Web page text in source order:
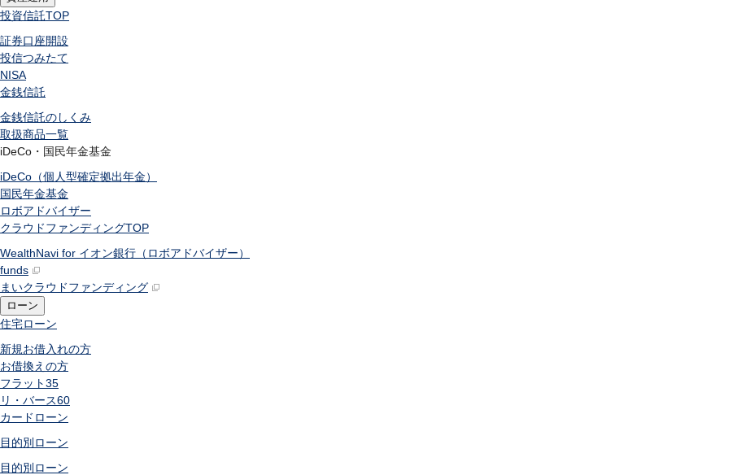
投資信託TOP
証券口座開設
投信つみたて
NISA
金銭信託
金銭信託のしくみ
取扱商品一覧
iDeCo・国民年金基金
iDeCo（個人型確定拠出年金）
国民年金基金
ロボアドバイザー
クラウドファンディングTOP
WealthNavi for イオン銀行（ロボアドバイザー）
funds
まいクラウドファンディング
ローン
住宅ローン
新規お借入れの方
お借換えの方
フラット35
リ・バース60
カードローン
目的別ローン
目的別ローン